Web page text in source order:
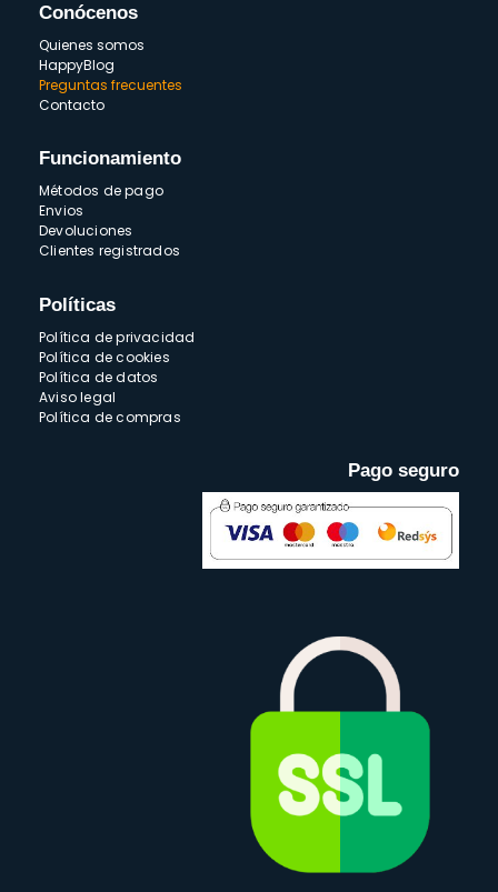
Conócenos
Quienes somos
HappyBlog
Preguntas frecuentes
Contacto
Funcionamiento
Métodos de pago
Envios
Devoluciones
Clientes registrados
Políticas
Política de privacidad
Política de cookies
Política de datos
Aviso legal
Política de compras
Pago seguro